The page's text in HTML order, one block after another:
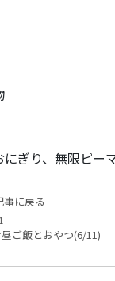
にぎり、無限ピー
に戻る
ご飯とおやつ(6/11)